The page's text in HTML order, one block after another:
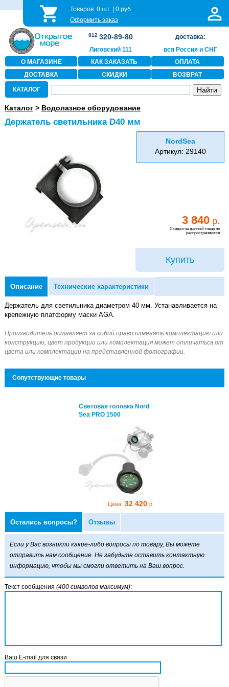
Товаров:0 шт. |0 руб.
Оформить заказ
812 320-89-80
Лиговский 111
доставка:
вся Россия и СНГ
О МАГАЗИНЕ
КАК ЗАКАЗАТЬ
ОПЛАТА
ДОСТАВКА
СКИДКИ ВОЗВРАТ
КАТАЛОГ
Каталог> Водолазное оборудование
Держатель светильника D40 мм
NordSea
Артикул: 29140
3 840 р.
Скидки на данный товар не
распространяются
Купить
Описание Технические характеристики
Держатель для светильника диаметром 40 мм. Устанавливается на
крепежную платформу маски AGA.
Сопутствующие товары
Световая головка Nord
Sea PRO 1500
Цена: 32 420 р.
головка Nord
PRO 1500
Остались вопросы? Отзывы
Если у Вас возникли какие-либо вопросы по товару, Вы можете
отправить нам сообщение. Не забудьте оставить контактную
информацию, чтобы мы смогли ответить на Ваш вопрос.
Текст сообщения (400 символов максимум):
Ваш E-mail для связи